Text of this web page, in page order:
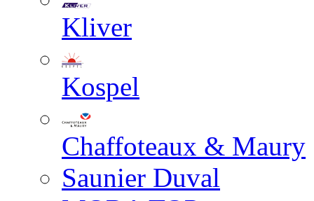
Kliver
Kospel
Chaffoteaux & Maury
Saunier Duval